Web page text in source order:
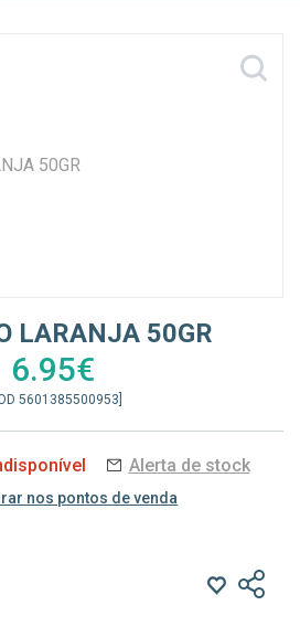
LARANJA 50GR
6.95€
5601385500953]
Alerta de stock
nos pontos de venda